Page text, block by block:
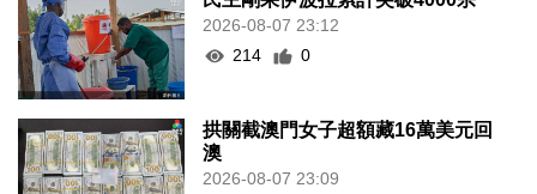
2026-08-07 23:12
214
0
拱關截澳門女子超額藏16萬美元回
澳
2026-08-07 23:09